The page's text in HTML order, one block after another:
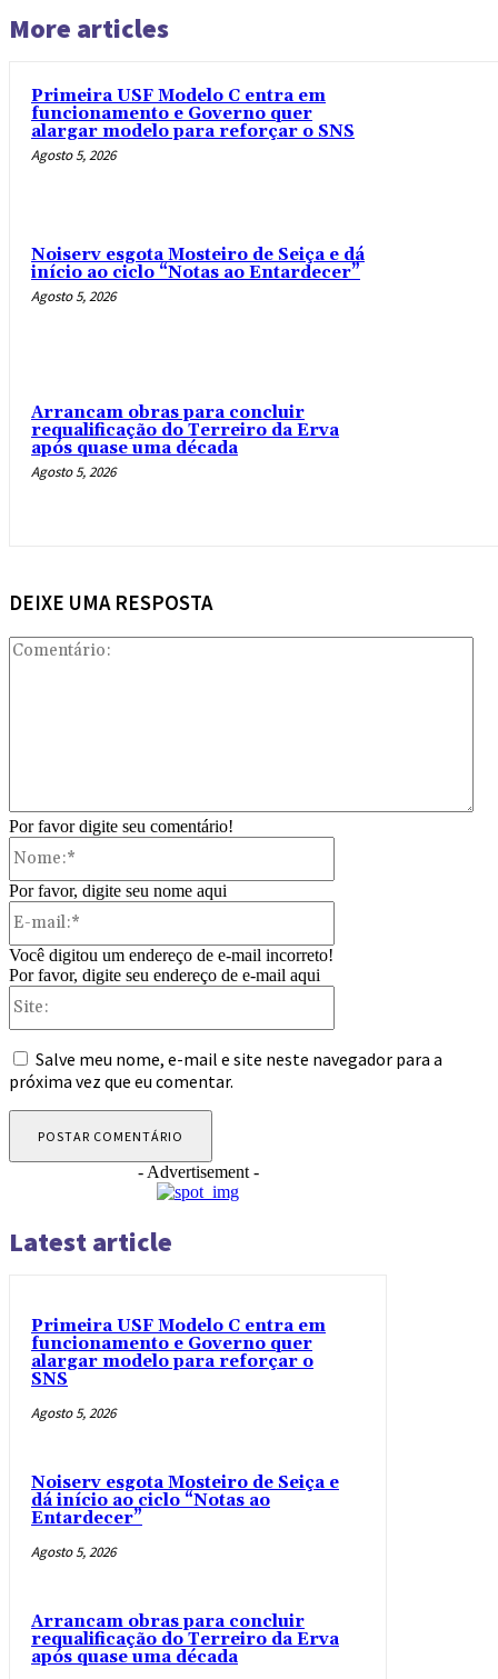
More articles
Primeira USF Modelo C entra em
funcionamento e Governo quer
alargar modelo para reforçar o SNS
Agosto 5, 2026
Noiserv esgota Mosteiro de Seiça e dá
início ao ciclo “Notas ao Entardecer”
Agosto 5, 2026
Arrancam obras para concluir
requalificação do Terreiro da Erva
após quase uma década
Agosto 5, 2026
DEIXE UMA RESPOSTA
Por favor digite seu comentário!
Por favor, digite seu nome aqui
Você digitou um endereço de e-mail incorreto!
Por favor, digite seu endereço de e-mail aqui
Salve meu nome, e-mail e site neste navegador para a
próxima vez que eu comentar.
- Advertisement -
Latest article
Primeira USF Modelo C entra em
funcionamento e Governo quer
alargar modelo para reforçar o
SNS
Agosto 5, 2026
Noiserv esgota Mosteiro de Seiça e
dá início ao ciclo “Notas ao
Entardecer”
Agosto 5, 2026
Arrancam obras para concluir
requalificação do Terreiro da Erva
após quase uma década